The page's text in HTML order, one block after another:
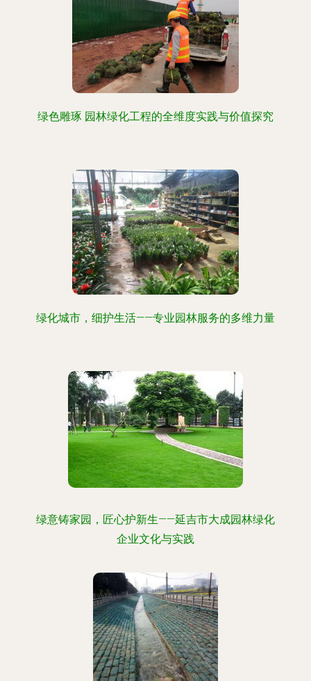
绿色雕琢 园林绿化工程的全维度实践与价值探究
绿化城市，细护生活——专业园林服务的多维力量
绿意铸家园，匠心护新生——延吉市大成园林绿化
企业文化与实践